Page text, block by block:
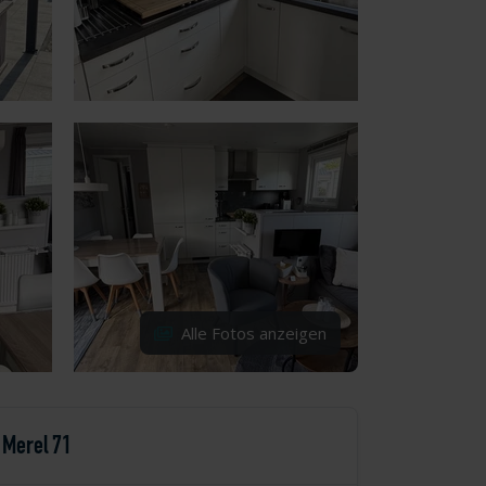
Alle Fotos anzeigen
Merel 71